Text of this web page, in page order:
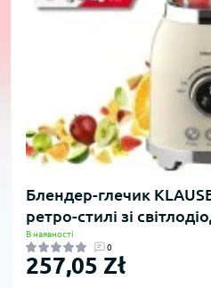
Блендер-глечик
ретро-стилі зі
В наявності
0
257,05 Zł